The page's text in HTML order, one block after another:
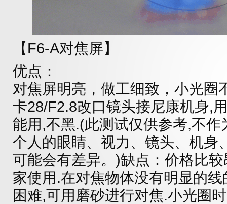
【F6-A对焦屏】
优点：
对焦屏明亮，做工细致，小光圈
卡28/F2.8改口镜头接尼康机身,
能用,不黑.(此测试仅供参考,不
个人的眼睛、视力、镜头、机身
可能会有差异。)缺点：价格比
家使用.在对焦物体没有明显的
困难,可用磨砂进行对焦.小光圈